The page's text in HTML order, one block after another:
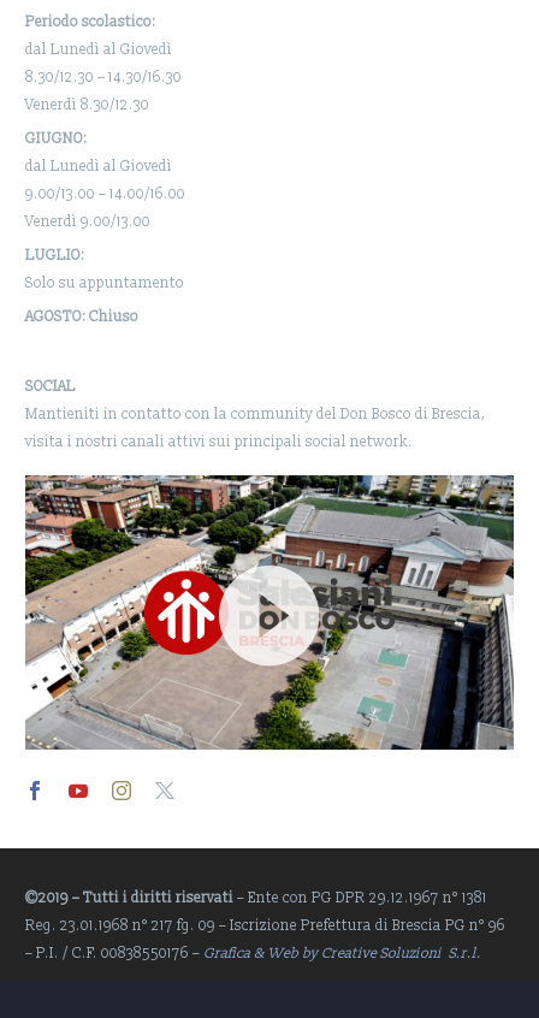
Periodo scolastico:
dal Lunedì al Giovedì
8.30/12.30 – 14.30/16.30
Venerdì 8.30/12.30
GIUGNO:
dal Lunedì al Giovedì
9.00/13.00 – 14.00/16.00
Venerdì 9.00/13.00
LUGLIO:
Solo su appuntamento
AGOSTO: Chiuso
SOCIAL
Mantieniti in contatto con la community del Don Bosco di Brescia,
visita i nostri canali attivi sui principali social network.
Player
©2019 – Tutti i diritti riservati – Ente con PG DPR 29.12.1967 n° 1381
Reg. 23.01.1968 n° 217 fg. 09 – Iscrizione Prefettura di Brescia PG n° 96
– P.I. / C.F. 00838550176 – Grafica & Web by Creative Soluzioni S.r.l.